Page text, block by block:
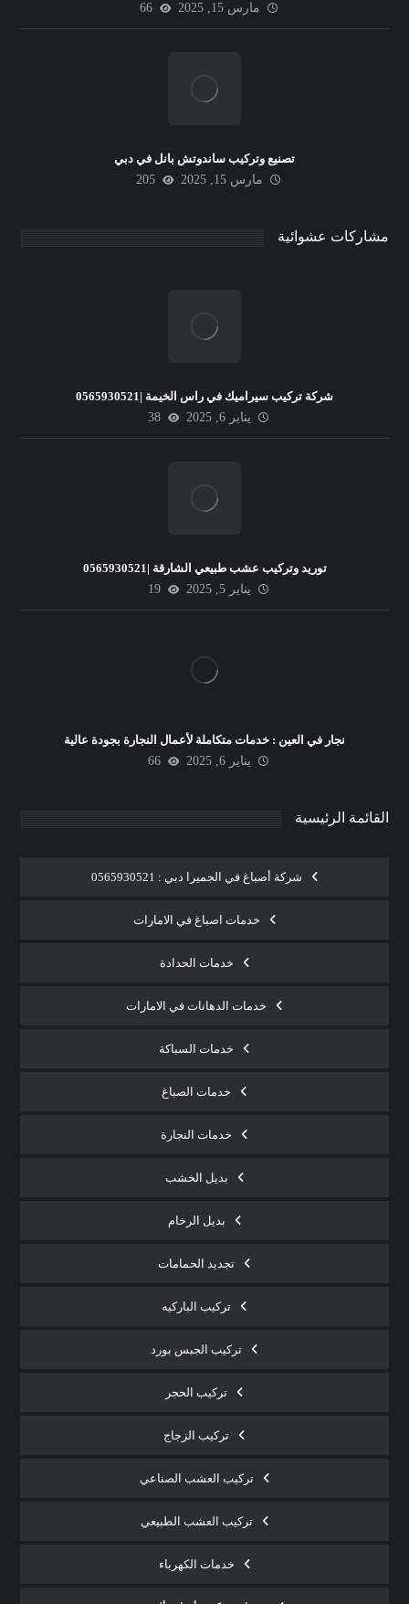
مارس 15, 2025
66
تصنيع وتركيب ساندوتش بانل في دبي
مارس 15, 2025
205
مشاركات عشوائية
شركة تركيب سيراميك في راس الخيمة |0565930521
يناير 6, 2025
38
توريد وتركيب عشب طبيعي الشارقة |0565930521
يناير 5, 2025
19
نجار في العين : خدمات متكاملة لأعمال النجارة بجودة عالية
يناير 6, 2025
66
القائمة الرئيسية
شركة أصباغ في الجميرا دبي : 0565930521
خدمات اصباغ في الامارات
خدمات الحدادة
خدمات الدهانات في الامارات
خدمات السباكة
خدمات الصباغ
خدمات النجارة
بديل الخشب
بديل الرخام
تجديد الحمامات
تركيب الباركيه
تركيب الجبس بورد
تركيب الحجر
تركيب الزجاج
تركيب العشب الصناعي
تركيب العشب الطبيعي
خدمات الكهرباء